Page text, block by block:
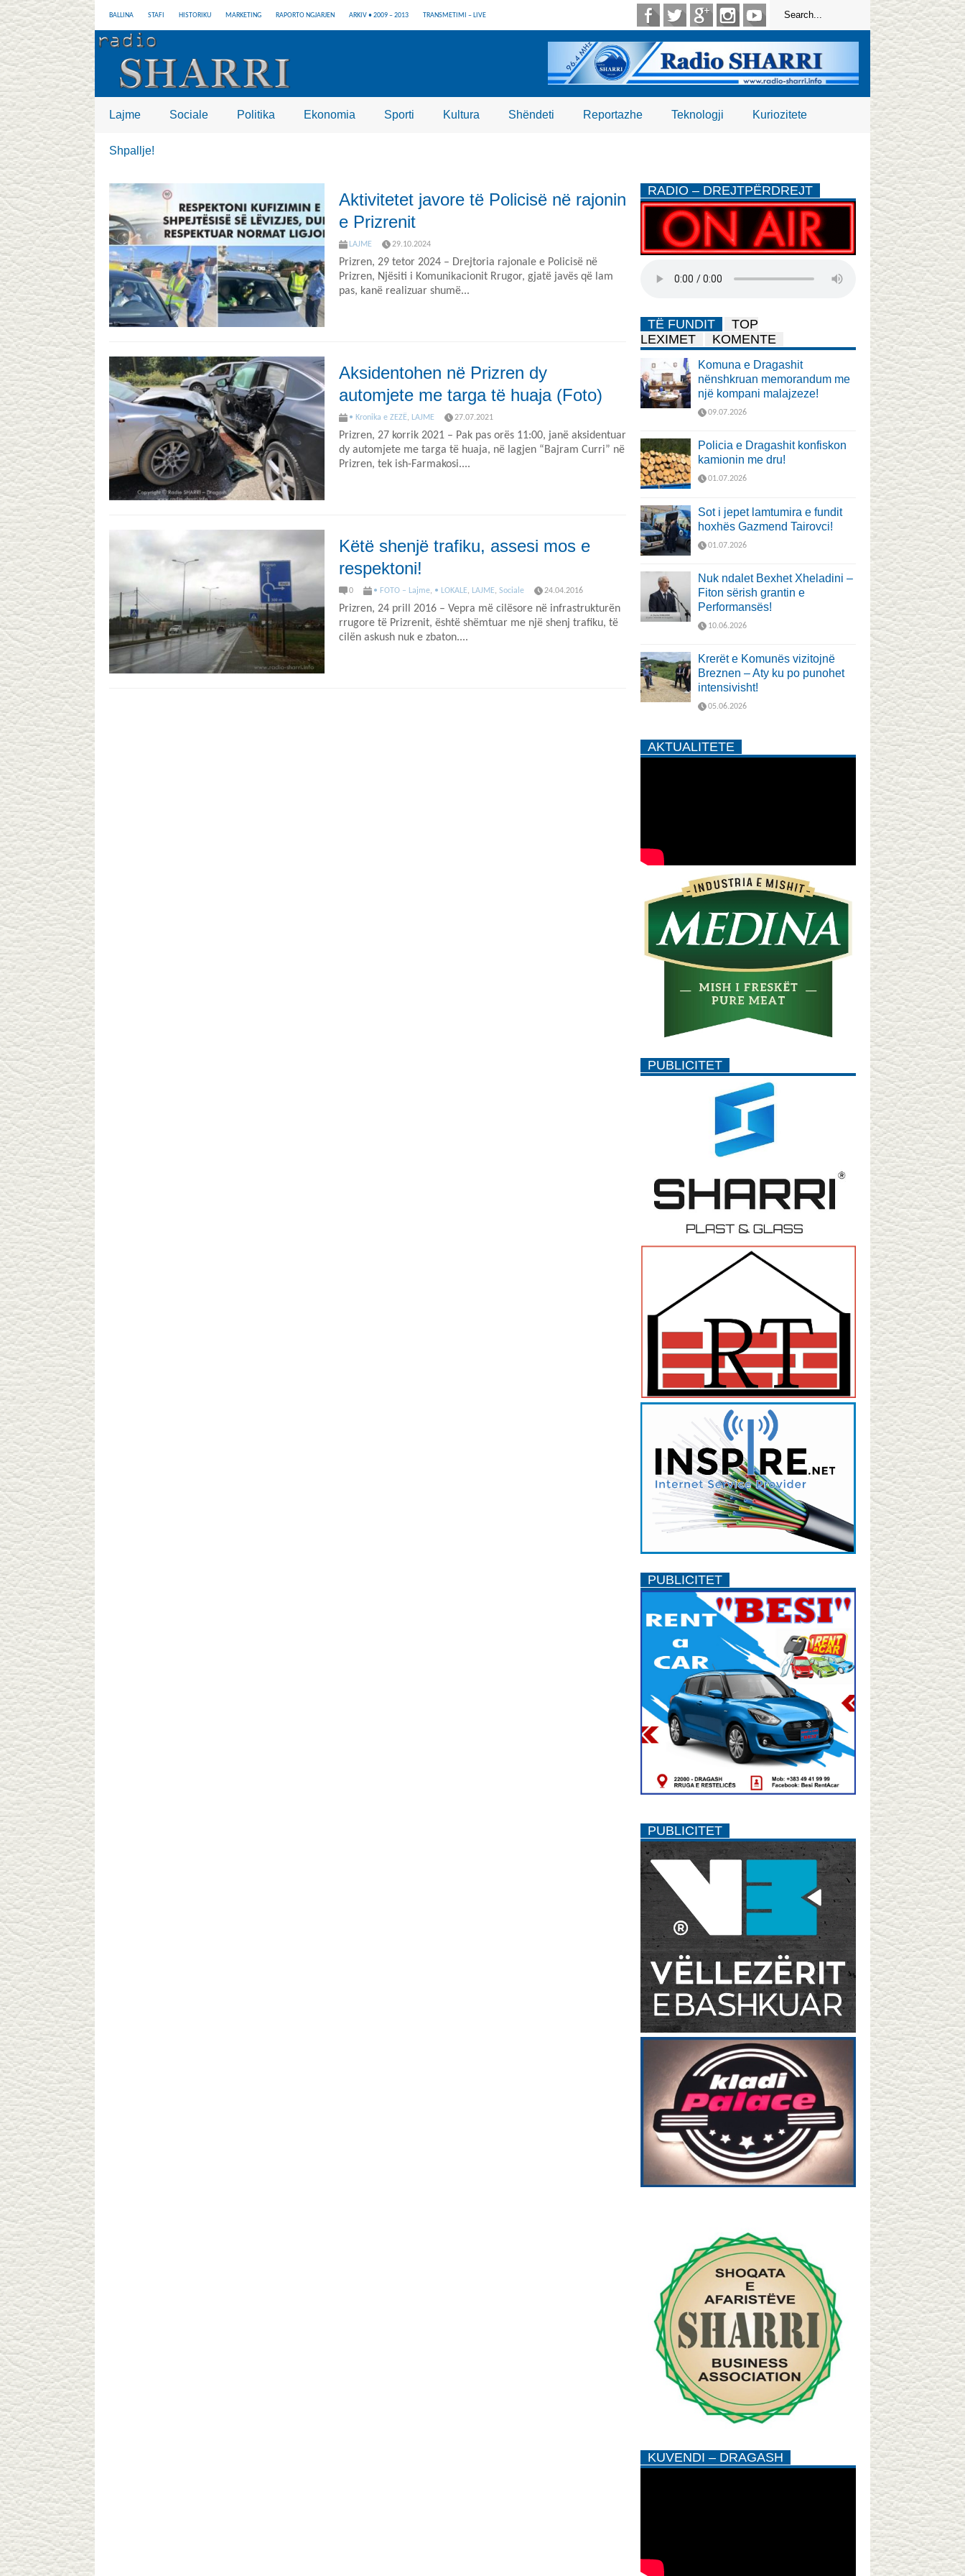
BALLINA STAFI HISTORIKU MARKETING RAPORTO NGJARJEN ARKIV • 2009 – 2013 TRANSMETIMI – LIVE
Lajme Sociale Politika Ekonomia Sporti Kultura Shëndeti Reportazhe Teknologji Kuriozitete
Shpallje!
Aktivitetet javore të Policisë në rajonin
e Prizrenit
LAJME 29.10.2024
Prizren, 29 tetor 2024 – Drejtoria rajonale e Policisë në
Prizren, Njësiti i Komunikacionit Rrugor, gjatë javës që lam
pas, kanë realizuar shumë...
Aksidentohen në Prizren dy
automjete me targa të huaja (Foto)
• Kronika e ZEZË, LAJME 27.07.2021
Prizren, 27 korrik 2021 – Pak pas orës 11:00, janë aksidentuar
dy automjete me targa të huaja, në lagjen “Bajram Curri” në
Prizren, tek ish-Farmakosi....
Këtë shenjë trafiku, assesi mos e
respektoni!
0 • FOTO – Lajme, • LOKALE, LAJME, Sociale 24.04.2016
Prizren, 24 prill 2016 – Vepra më cilësore në infrastrukturën
rrugore të Prizrenit, është shëmtuar me një shenj trafiku, të
cilën askush nuk e zbaton....
RADIO – DREJTPËRDREJT
TË FUNDIT
TOP
LEXIMET
KOMENTE
Komuna e Dragashit
nënshkruan memorandum me
një kompani malajzeze!
09.07.2026
Policia e Dragashit konfiskon
kamionin me dru!
01.07.2026
Sot i jepet lamtumira e fundit
hoxhës Gazmend Tairovci!
01.07.2026
Nuk ndalet Bexhet Xheladini –
Fiton sërish grantin e
Performansës!
10.06.2026
Krerët e Komunës vizitojnë
Breznen – Aty ku po punohet
intensivisht!
05.06.2026
AKTUALITETE
PUBLICITET
PUBLICITET
PUBLICITET
KUVENDI – DRAGASH